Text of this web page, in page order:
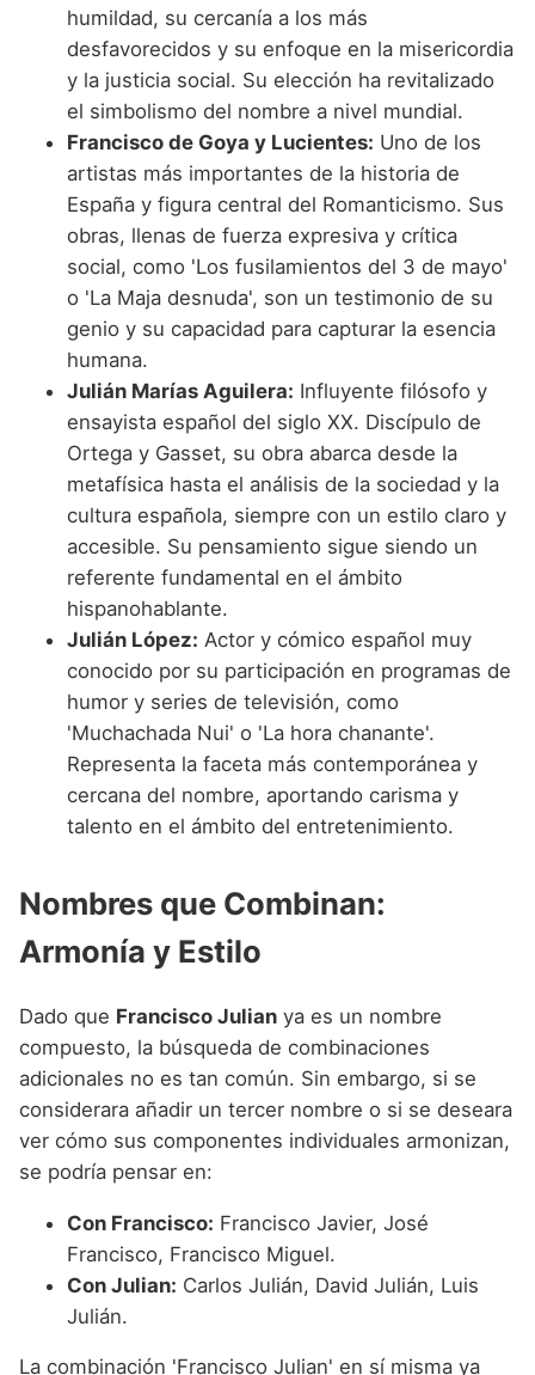
humildad, su cercanía a los más
desfavorecidos y su enfoque en la misericordia
y la justicia social. Su elección ha revitalizado
el simbolismo del nombre a nivel mundial.
Francisco de Goya y Lucientes: Uno de los
artistas más importantes de la historia de
España y figura central del Romanticismo. Sus
obras, llenas de fuerza expresiva y crítica
social, como 'Los fusilamientos del 3 de mayo'
o 'La Maja desnuda', son un testimonio de su
genio y su capacidad para capturar la esencia
humana.
Julián Marías Aguilera: Influyente filósofo y
ensayista español del siglo XX. Discípulo de
Ortega y Gasset, su obra abarca desde la
metafísica hasta el análisis de la sociedad y la
cultura española, siempre con un estilo claro y
accesible. Su pensamiento sigue siendo un
referente fundamental en el ámbito
hispanohablante.
Julián López: Actor y cómico español muy
conocido por su participación en programas de
humor y series de televisión, como
'Muchachada Nui' o 'La hora chanante'.
Representa la faceta más contemporánea y
cercana del nombre, aportando carisma y
talento en el ámbito del entretenimiento.
Nombres que Combinan:
Armonía y Estilo
Dado que Francisco Julian ya es un nombre
compuesto, la búsqueda de combinaciones
adicionales no es tan común. Sin embargo, si se
considerara añadir un tercer nombre o si se deseara
ver cómo sus componentes individuales armonizan,
se podría pensar en:
Con Francisco: Francisco Javier, José
Francisco, Francisco Miguel.
Con Julian: Carlos Julián, David Julián, Luis
Julián.
La combinación 'Francisco Julian' en sí misma ya